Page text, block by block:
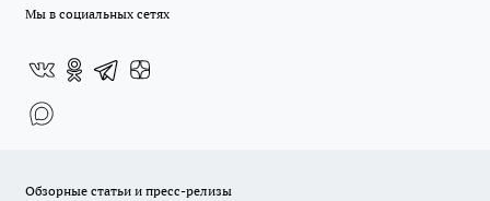
Мы в социальных сетях
Обзорные статьи и пресс-релизы